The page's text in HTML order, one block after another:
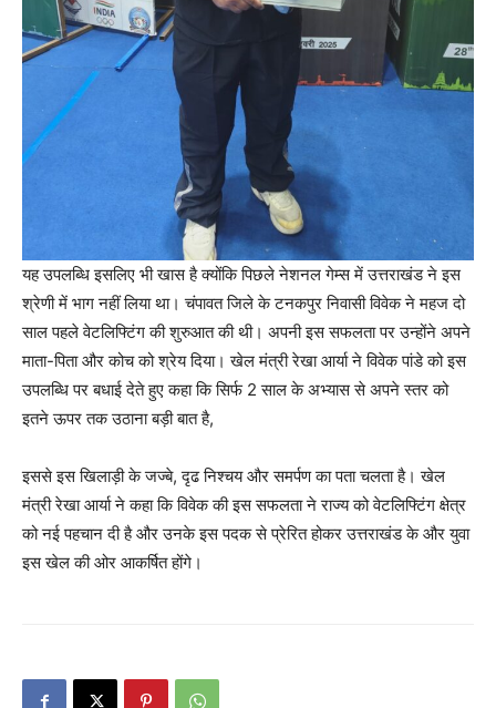
यह उपलब्धि इसलिए भी खास है क्योंकि पिछले नेशनल गेम्स में उत्तराखंड ने इस
श्रेणी में भाग नहीं लिया था। चंपावत जिले के टनकपुर निवासी विवेक ने महज दो
साल पहले वेटलिफ्टिंग की शुरुआत की थी। अपनी इस सफलता पर उन्होंने अपने
माता-पिता और कोच को श्रेय दिया। खेल मंत्री रेखा आर्या ने विवेक पांडे को इस
उपलब्धि पर बधाई देते हुए कहा कि सिर्फ 2 साल के अभ्यास से अपने स्तर को
इतने ऊपर तक उठाना बड़ी बात है,
इससे इस खिलाड़ी के जज्बे, दृढ निश्चय और समर्पण का पता चलता है। खेल
मंत्री रेखा आर्या ने कहा कि विवेक की इस सफलता ने राज्य को वेटलिफ्टिंग क्षेत्र
को नई पहचान दी है और उनके इस पदक से प्रेरित होकर उत्तराखंड के और युवा
इस खेल की ओर आकर्षित होंगे।